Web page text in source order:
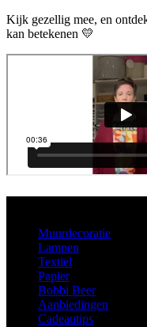
Kijk gezellig mee, en
kan betekenen 💛
Muurdecoratie
Lampen
Textiel
Papier
Bobbi Beer
Aanbiedingen
Cadeautips